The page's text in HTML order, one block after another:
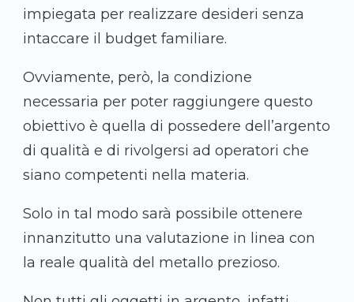
impiegata per realizzare desideri senza
intaccare il budget familiare.
Ovviamente, però, la condizione
necessaria per poter raggiungere questo
obiettivo è quella di possedere dell’argento
di qualità e di rivolgersi ad operatori che
siano competenti nella materia.
Solo in tal modo sarà possibile ottenere
innanzitutto una valutazione in linea con
la reale qualità del metallo prezioso.